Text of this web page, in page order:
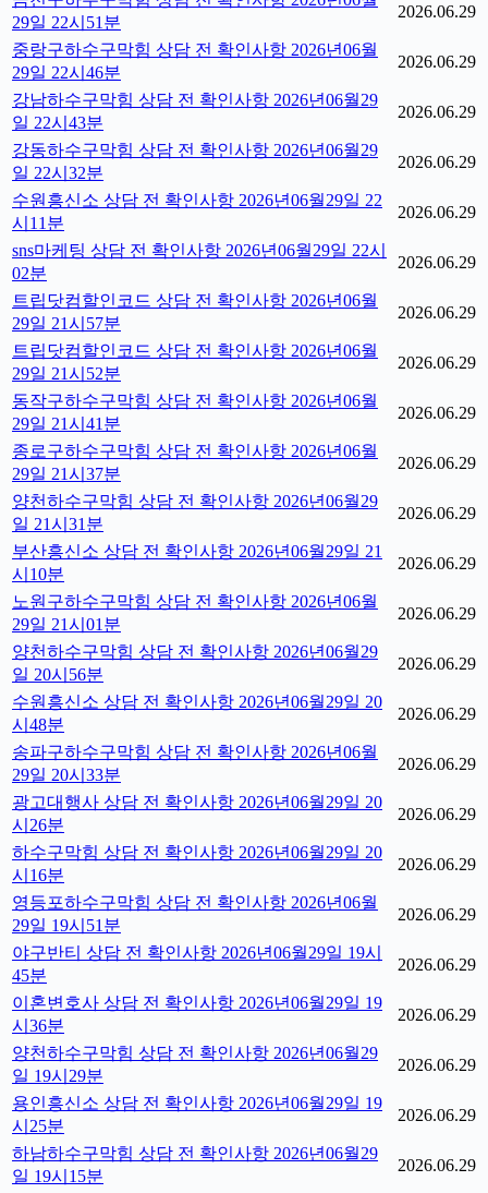
29일 22시51분
2026.06.29
중랑구하수구막힘 상담 전 확인사항 2026년06월
29일 22시46분
2026.06.29
강남하수구막힘 상담 전 확인사항 2026년06월29
일 22시43분
2026.06.29
강동하수구막힘 상담 전 확인사항 2026년06월29
일 22시32분
2026.06.29
수원흥신소 상담 전 확인사항 2026년06월29일 22
시11분
2026.06.29
sns마케팅 상담 전 확인사항 2026년06월29일 22시
02분
2026.06.29
트립닷컴할인코드 상담 전 확인사항 2026년06월
29일 21시57분
2026.06.29
트립닷컴할인코드 상담 전 확인사항 2026년06월
29일 21시52분
2026.06.29
동작구하수구막힘 상담 전 확인사항 2026년06월
29일 21시41분
2026.06.29
종로구하수구막힘 상담 전 확인사항 2026년06월
29일 21시37분
2026.06.29
양천하수구막힘 상담 전 확인사항 2026년06월29
일 21시31분
2026.06.29
부산흥신소 상담 전 확인사항 2026년06월29일 21
시10분
2026.06.29
노원구하수구막힘 상담 전 확인사항 2026년06월
29일 21시01분
2026.06.29
양천하수구막힘 상담 전 확인사항 2026년06월29
일 20시56분
2026.06.29
수원흥신소 상담 전 확인사항 2026년06월29일 20
시48분
2026.06.29
송파구하수구막힘 상담 전 확인사항 2026년06월
29일 20시33분
2026.06.29
광고대행사 상담 전 확인사항 2026년06월29일 20
시26분
2026.06.29
하수구막힘 상담 전 확인사항 2026년06월29일 20
시16분
2026.06.29
영등포하수구막힘 상담 전 확인사항 2026년06월
29일 19시51분
2026.06.29
야구반티 상담 전 확인사항 2026년06월29일 19시
45분
2026.06.29
이혼변호사 상담 전 확인사항 2026년06월29일 19
시36분
2026.06.29
양천하수구막힘 상담 전 확인사항 2026년06월29
일 19시29분
2026.06.29
용인흥신소 상담 전 확인사항 2026년06월29일 19
시25분
2026.06.29
하남하수구막힘 상담 전 확인사항 2026년06월29
일 19시15분
2026.06.29